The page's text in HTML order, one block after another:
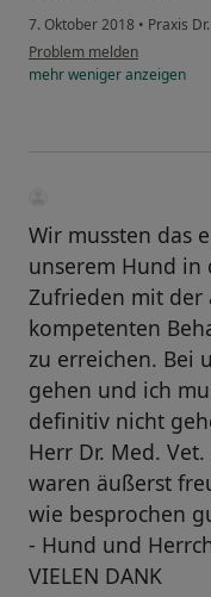
7. Oktober 2018 • Praxis
Problem melden
mehrwenigeranzeigen
Wir mussten das
unserem Hund in
Zufrieden mit der
kompetenten
zu erreichen. Bei
gehen und ich
definitiv nicht
Herr Dr. Med.
waren äußerst
wie besprochen
- Hund und
VIELEN DANK